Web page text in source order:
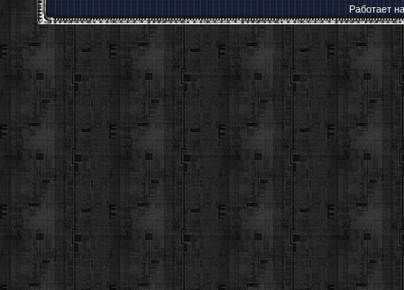
Работает